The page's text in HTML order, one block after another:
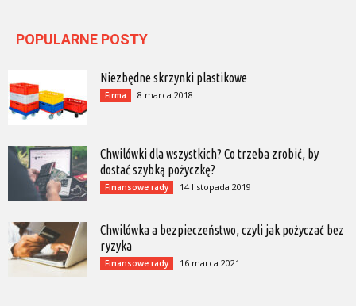
POPULARNE POSTY
Niezbędne skrzynki plastikowe
Firma 8 marca 2018
Chwilówki dla wszystkich? Co trzeba zrobić, by
dostać szybką pożyczkę?
Finansowe rady 14 listopada 2019
Chwilówka a bezpieczeństwo, czyli jak pożyczać bez
ryzyka
Finansowe rady 16 marca 2021